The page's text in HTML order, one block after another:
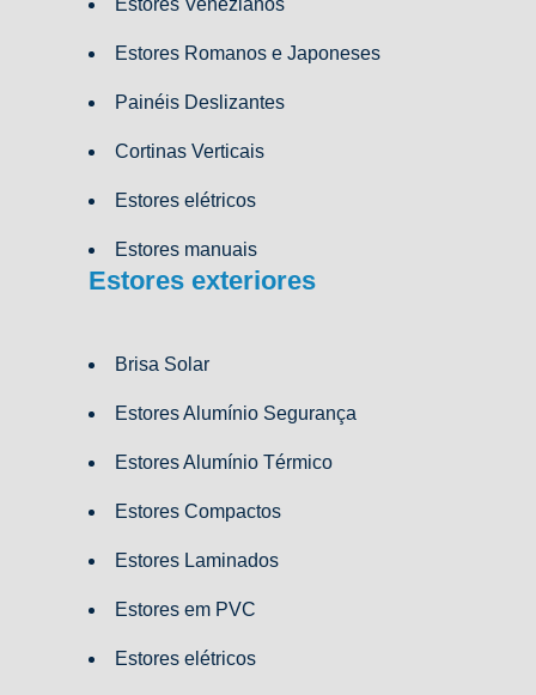
Estores Romanos e Japoneses
Painéis Deslizantes
Cortinas Verticais
Estores elétricos
Estores manuais
Estores exteriores
Brisa Solar
Estores Alumínio Segurança
Estores Alumínio Térmico
Estores Compactos
Estores Laminados
Estores em PVC
Estores elétricos